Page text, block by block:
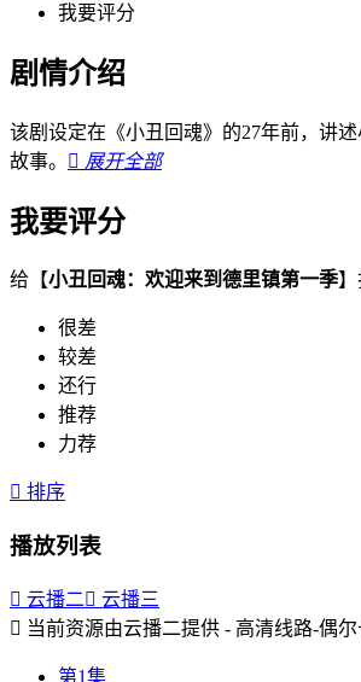
我要评分
剧情介绍
该剧设定在《小丑回魂》的27年前，讲
故事。
 展开全部
我要评分
给【小丑回魂：欢迎来到德里镇第一季】
很差
较差
还行
推荐
力荐
 排序
播放列表
 云播二 云播三
 当前资源由云播二提供 - 高清线路-偶尔
第1集